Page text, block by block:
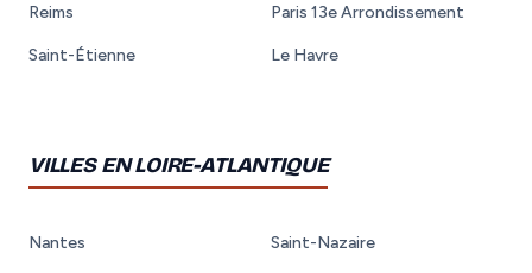
Reims Paris 13e Arrondissement
Saint-Étienne Le Havre
VILLES EN LOIRE-ATLANTIQUE
Nantes Saint-Nazaire